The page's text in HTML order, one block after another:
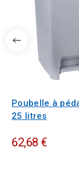
Poubelle à
25 litres
62,68 €